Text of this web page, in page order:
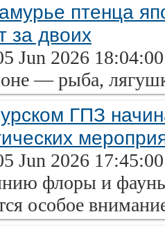
птенца
за двоих
Jun 2026
— рыба,
ГПЗ
Jun 2026
флоры и
особое